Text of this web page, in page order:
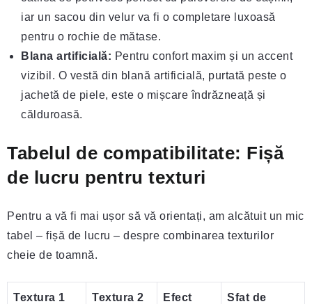
iar un sacou din velur va fi o completare luxoasă
pentru o rochie de mătase.
Blana artificială: Pentru confort maxim și un accent
vizibil. O vestă din blană artificială, purtată peste o
jachetă de piele, este o mișcare îndrăzneață și
călduroasă.
Tabelul de compatibilitate: Fișă
de lucru pentru texturi
Pentru a vă fi mai ușor să vă orientați, am alcătuit un mic
tabel – fișă de lucru – despre combinarea texturilor
cheie de toamnă.
Textura 1 Textura 2 Efect
Sfat de